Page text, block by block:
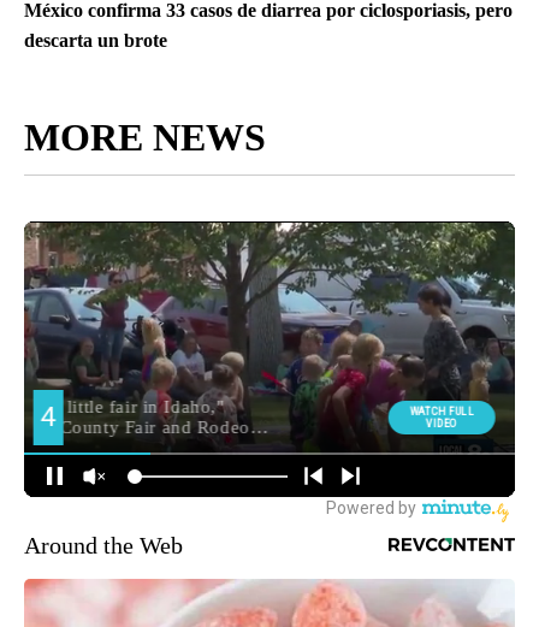
México confirma 33 casos de diarrea por ciclosporiasis, pero
descarta un brote
MORE NEWS
Around the Web